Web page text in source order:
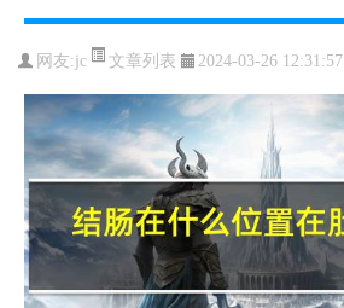
网友:jc 文章列表 2024-03-26 12:31:57